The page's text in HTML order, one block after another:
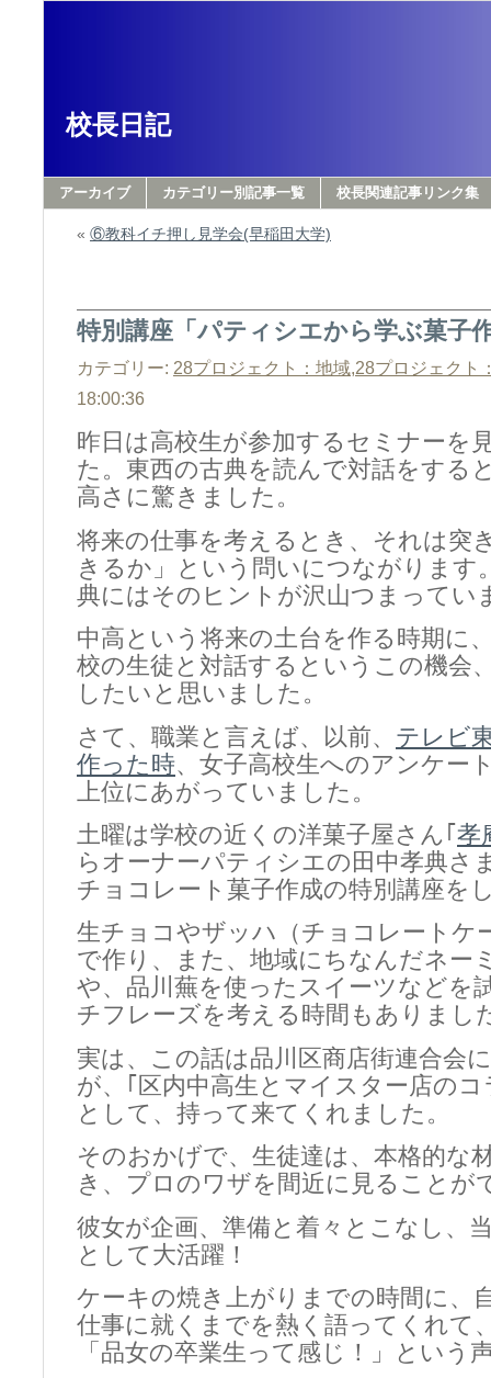
校長日記
アーカイブ カテゴリー別記事一覧 校長関連記事リンク集
« ⑥教科イチ押し見学会(早稲田大学)
特別講座「パティシエから学ぶ菓
カテゴリー: 28プロジェクト：地域,28プロジェクト
18:00:36
昨日は高校生が参加するセミナーを
た。東西の古典を読んで対話をする
高さに驚きました。
将来の仕事を考えるとき、それは突
きるか」という問いにつながります
典にはそのヒントが沢山つまってい
中高という将来の土台を作る時期に
校の生徒と対話するというこの機会
したいと思いました。
さて、職業と言えば、以前、 テレビ
作った時、女子高校生へのアンケー
上位にあがっていました。
土曜は学校の近くの洋菓子屋さん｢ 孝
らオーナーパティシエの田中孝典さ
チョコレート菓子作成の特別講座を
生チョコやザッハ（チョコレートケ
で作り、また、地域にちなんだネー
や、品川蕪を使ったスイーツなどを
チフレーズを考える時間もありまし
実は、この話は品川区商店街連合会
が、｢区内中高生とマイスター店の
として、持って来てくれました。
そのおかげで、生徒達は、本格的な
き、プロのワザを間近に見ることが
彼女が企画、準備と着々とこなし、
として大活躍！
ケーキの焼き上がりまでの時間に、
仕事に就くまでを熱く語ってくれて
「品女の卒業生って感じ！」という